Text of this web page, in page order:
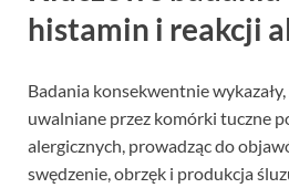
histamin i reakcji
Badania konsekwentnie
uwalniane przez komórki tuczne
alergicznych, prowadząc do
swędzenie, obrzęk i produkcja